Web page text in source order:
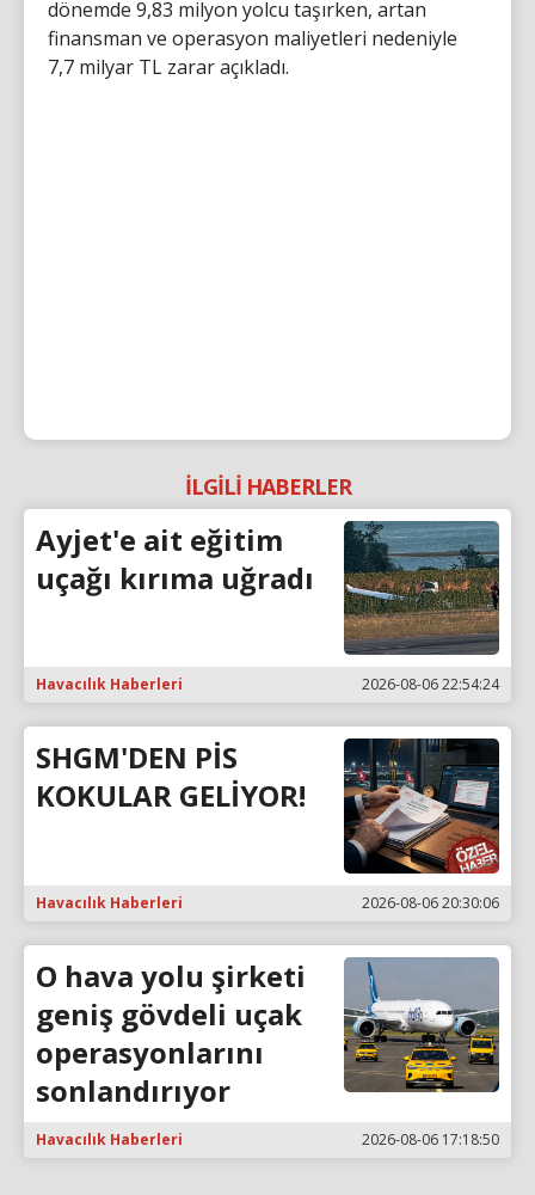
dönemde 9,83 milyon yolcu taşırken, artan
finansman ve operasyon maliyetleri nedeniyle
7,7 milyar TL zarar açıkladı.
İLGİLİ HABERLER
Ayjet'e ait eğitim
uçağı kırıma uğradı
Havacılık Haberleri 2026-08-06 22:54:24
SHGM'DEN PİS
KOKULAR GELİYOR!
Havacılık Haberleri 2026-08-06 20:30:06
O hava yolu şirketi
geniş gövdeli uçak
operasyonlarını
sonlandırıyor
Havacılık Haberleri 2026-08-06 17:18:50